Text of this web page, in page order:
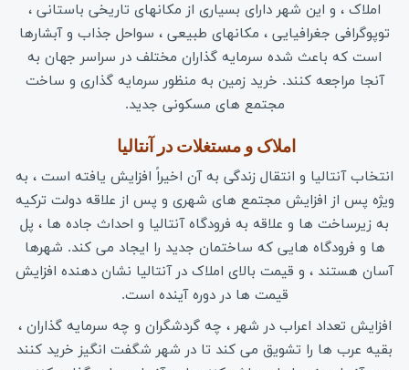
املاک ، و این شهر دارای بسیاری از مکانهای تاریخی باستانی ،
توپوگرافی جغرافیایی ، مکانهای طبیعی ، سواحل جذاب و آبشارها
است که باعث شده سرمایه گذاران مختلف در سراسر جهان به
آنجا مراجعه کنند. خرید زمین به منظور سرمایه گذاری و ساخت
مجتمع های مسکونی جدید.
املاک و مستغلات در آنتالیا
انتخاب آنتالیا و انتقال زندگی به آن اخیراً افزایش یافته است ، به
ویژه پس از افزایش مجتمع های شهری و پس از علاقه دولت ترکیه
به زیرساخت ها و علاقه به فرودگاه آنتالیا و احداث جاده ها ، پل
ها و فرودگاه هایی که ساختمان جدید را ایجاد می کند. شهرها
آسان هستند ، و قیمت بالای املاک در آنتالیا نشان دهنده افزایش
قیمت ها در دوره آینده است.
افزایش تعداد اعراب در شهر ، چه گردشگران و چه سرمایه گذاران ،
بقیه عرب ها را تشویق می کند تا در شهر شگفت انگیز خرید کنند